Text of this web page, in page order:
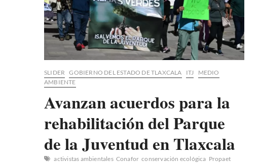
SLIDER GOBIERNO DEL ESTADO DE TLAXCALA ITJ
MEDIO
AMBIENTE
Avanzan acuerdos para la
rehabilitación del Parque
de la Juventud en Tlaxcala
activistas ambientales Conafor conservación ecológica Propaet